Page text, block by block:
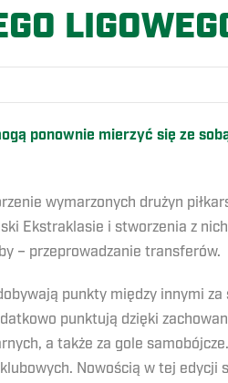
ponownie mierzyć się ze
wymarzonych drużyn
Ekstraklasie i stworzenia z nich
– przeprowadzanie transferów.
punkty między innymi
punktują dzięki
a także za gole
Nowością w tej edycji